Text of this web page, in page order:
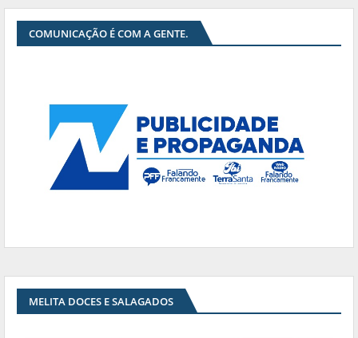
COMUNICAÇÃO É COM A GENTE.
MELITA DOCES E SALAGADOS